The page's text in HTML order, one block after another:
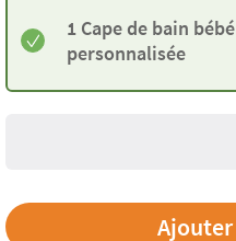
1 Cape de bain bébé
personnalisée